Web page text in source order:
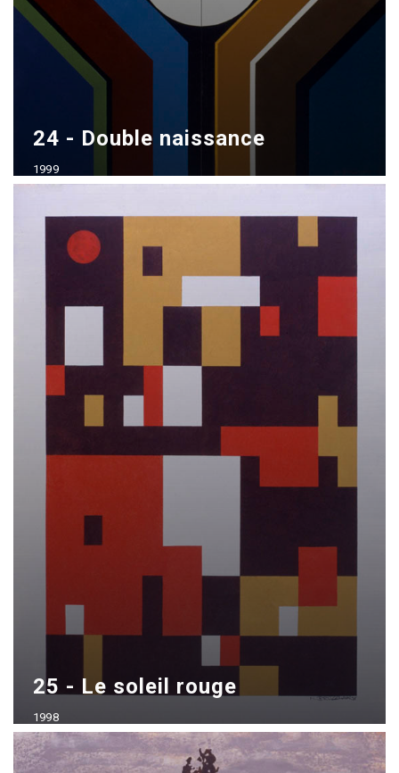
24 - Double naissance
1999
70x100 cm
25 - Le soleil rouge
1998
Acrílico sobre madera
70x100 cm